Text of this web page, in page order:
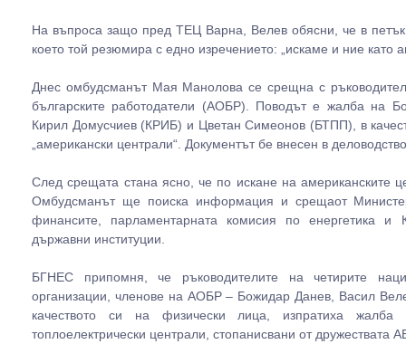
На въпроса защо пред ТЕЦ Варна, Велев обясни, че в
което той резюмира с едно изречението: „искаме и ние като
Днес омбудсманът Мая Манолова се срещна с
българските работодатели (АОБР). Поводът е жалба на
Кирил Домусчиев (КРИБ) и Цветан Симеонов (БТПП), в
„американски централи“. Документът бе внесен в
След срещата стана ясно, че по искане на
Омбудсманът ще поиска информация и срещаот
финансите, парламентарната комисия по енергетика и
държавни институции.
БГНЕС припомня, че ръководителите на четирите
организации, членове на АОБР – Божидар Данев, Васил
качеството си на физически лица, изпратиха
топлоелектрически централи, стопанисвани от дружествата